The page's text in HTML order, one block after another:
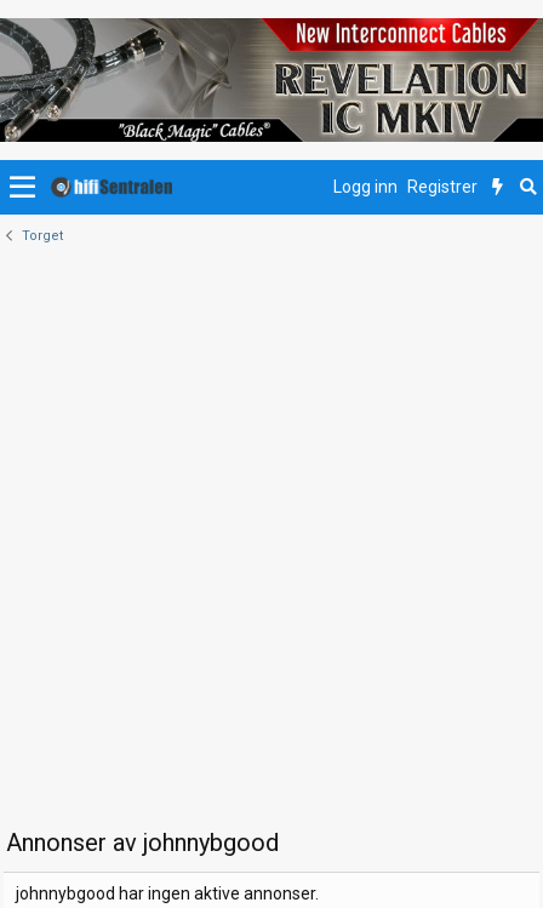
Logg inn Registrer
Torget
Annonser av johnnybgood
johnnybgood har ingen aktive annonser.